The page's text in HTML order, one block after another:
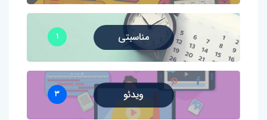
مناسبتی ۱
ویدئو ۳